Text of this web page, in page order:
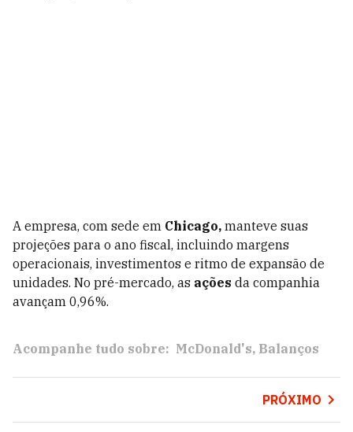
A empresa, com sede em Chicago, manteve suas
projeções para o ano fiscal, incluindo margens
operacionais, investimentos e ritmo de expansão de
unidades. No pré-mercado, as ações da companhia
avançam 0,96%.
Acompanhe tudo sobre: McDonald's Balanços
PRÓXIMO